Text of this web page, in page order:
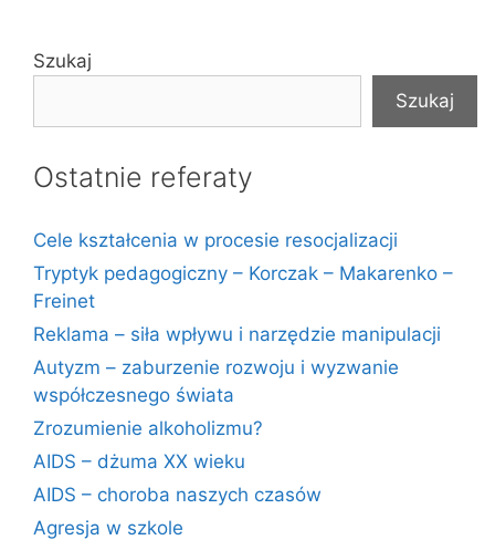
Szukaj
Szukaj
Ostatnie referaty
Cele kształcenia w procesie resocjalizacji
Tryptyk pedagogiczny – Korczak – Makarenko –
Freinet
Reklama – siła wpływu i narzędzie manipulacji
Autyzm – zaburzenie rozwoju i wyzwanie
współczesnego świata
Zrozumienie alkoholizmu?
AIDS – dżuma XX wieku
AIDS – choroba naszych czasów
Agresja w szkole